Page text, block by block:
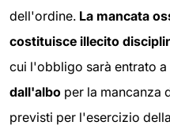
dell'ordine. La mancata
costituisce illecito
cui l'obbligo sarà entrato a
dall'albo per la mancanza
previsti per l'esercizio